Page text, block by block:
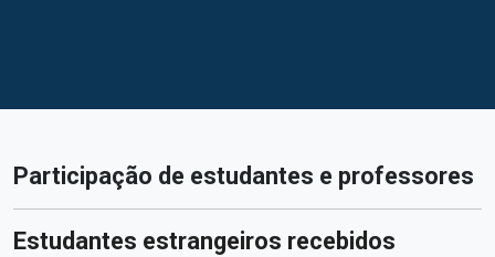
Participação de estudantes e professores
Estudantes estrangeiros recebidos